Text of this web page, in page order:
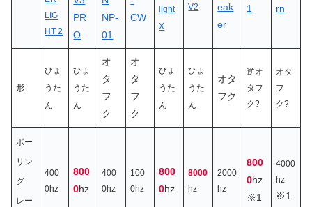
LIG
HT 2
PR
O
NP-
01
CW
light
X
V2
eak
er
1 rn
形
ひょ
うた
ん
ひょ
うた
ん
オ
タ
フ
ク
オ
タ
フ
ク
ひょ
うた
ん
ひょ
うた
ん
オタ
フク
逆オ
タフ
ク?
オタ
フ
ク?
ポー
リン
グ
レー
400
0hz
800
0hz
400
0hz
100
0hz
800
0hz
8000
hz
2000
hz
800
0hz
※1
4000
hz
※1